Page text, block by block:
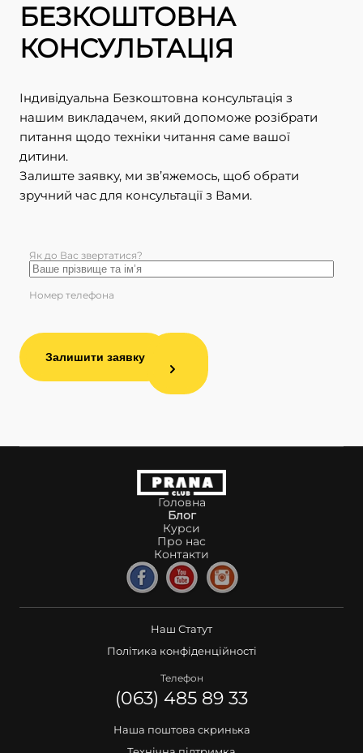
БЕЗКОШТОВНА
КОНСУЛЬТАЦІЯ
Індивідуальна Безкоштовна консультація з
нашим викладачем, який допоможе розібрати
питання щодо техніки читання саме вашої
дитини.
Залиште заявку, ми зв’яжемось, щоб обрати
зручний час для консультації з Вами.
Як до Вас звертатися?
Номер телефона
Залишити заявку
Головна
Блог
Курси
Про нас
Контакти
Наш Статут
Політика конфіденційності
Телефон
(063) 485 89 33
Наша поштова скринька